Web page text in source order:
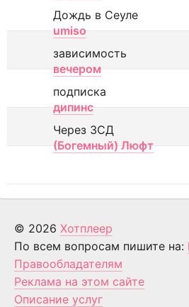
Дождь в Сеуле
umiso
зависимость
вечером
подписка
дипинс
Через ЗСД
(Богемный) Люфт
© 2026 Хотплеер
По всем вопросам пишите на:
Правообладателям
Реклама на этом сайте
Описание услуг